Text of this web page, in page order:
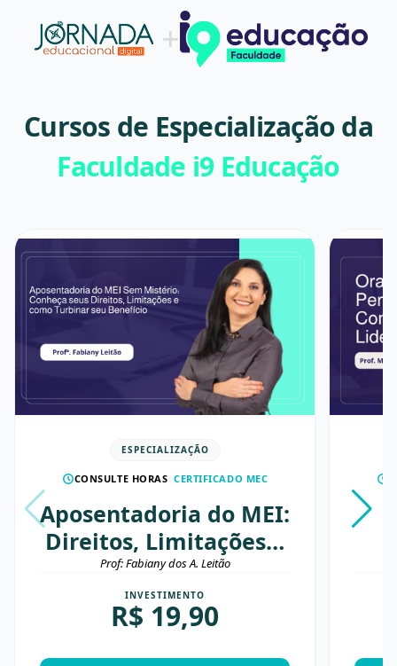
+
Cursos de Especialização da
Faculdade i9 Educação
ESPECIALIZAÇÃO
CONSULTE HORAS CERTIFICADO MEC
Aposentadoria do MEI:
Direitos, Limitações e
Estratégias para
Aumentar o Valor do
Benefício
Prof: Fabiany dos A. Leitão
INVESTIMENTO
R$ 19,90